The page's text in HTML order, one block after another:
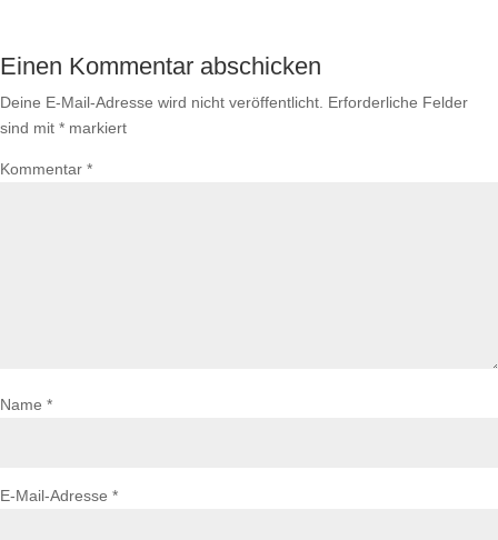
Einen Kommentar abschicken
Deine E-Mail-Adresse wird nicht veröffentlicht. Erforderliche Felder
sind mit * markiert
Kommentar *
Name *
E-Mail-Adresse *